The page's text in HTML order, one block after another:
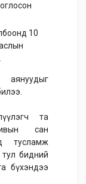
10
та
сан
тусламж
бидний
бүхэндээ